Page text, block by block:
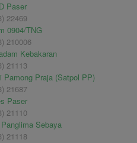
Paser
22469
0904/TNG
210006
Kebakaran
21113
Pamong Praja (Satpol PP)
21687
Paser
21110
Sebaya
21118